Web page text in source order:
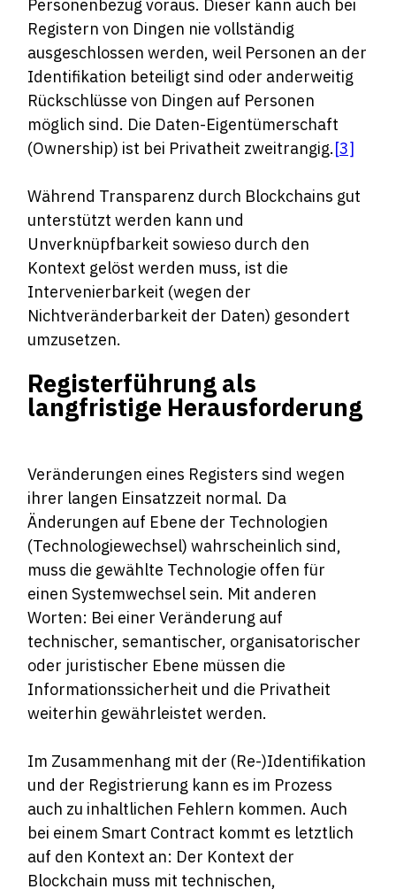
Personenbezug voraus. Dieser kann auch bei
Registern von Dingen nie vollständig
ausgeschlossen werden, weil Personen an der
Identifikation beteiligt sind oder anderweitig
Rückschlüsse von Dingen auf Personen
möglich sind. Die Daten-Eigentümerschaft
(Ownership) ist bei Privatheit zweitrangig.[3]
Während Transparenz durch Blockchains gut
unterstützt werden kann und
Unverknüpfbarkeit sowieso durch den
Kontext gelöst werden muss, ist die
Intervenierbarkeit (wegen der
Nichtveränderbarkeit der Daten) gesondert
umzusetzen.
Registerführung als
langfristige Herausforderung
Veränderungen eines Registers sind wegen
ihrer langen Einsatzzeit normal. Da
Änderungen auf Ebene der Technologien
(Technologiewechsel) wahrscheinlich sind,
muss die gewählte Technologie offen für
einen Systemwechsel sein. Mit anderen
Worten: Bei einer Veränderung auf
technischer, semantischer, organisatorischer
oder juristischer Ebene müssen die
Informationssicherheit und die Privatheit
weiterhin gewährleistet werden.
Im Zusammenhang mit der (Re-)Identifikation
und der Registrierung kann es im Prozess
auch zu inhaltlichen Fehlern kommen. Auch
bei einem Smart Contract kommt es letztlich
auf den Kontext an: Der Kontext der
Blockchain muss mit technischen,